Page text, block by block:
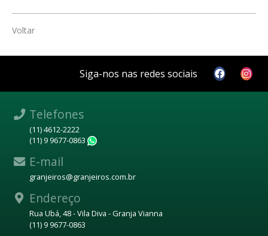
Voltar
Siga-nos nas redes sociais
Telefones
(11) 4612-2222
(11) 9 9677-0863
E-mail
granjeiros@granjeiros.com.br
Endereço
Rua Ubá, 48 - Vila Diva - Granja Vianna
(11) 9 9677-0863